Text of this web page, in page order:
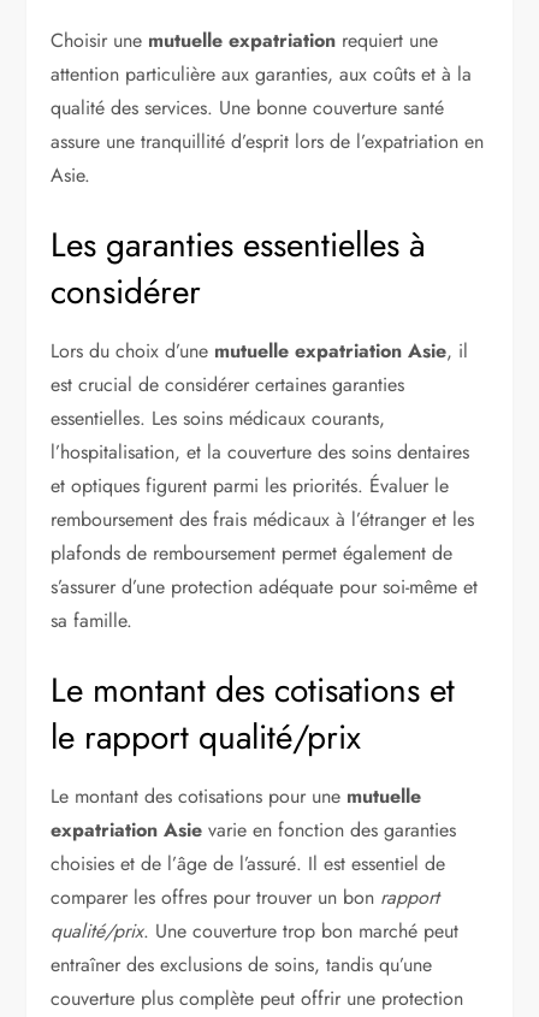
Choisir une mutuelle expatriation requiert une
attention particulière aux garanties, aux coûts et à la
qualité des services. Une bonne couverture santé
assure une tranquillité d’esprit lors de l’expatriation en
Asie.
Les garanties essentielles à
considérer
Lors du choix d’une mutuelle expatriation Asie, il
est crucial de considérer certaines garanties
essentielles. Les soins médicaux courants,
l’hospitalisation, et la couverture des soins dentaires
et optiques figurent parmi les priorités. Évaluer le
remboursement des frais médicaux à l’étranger et les
plafonds de remboursement permet également de
s’assurer d’une protection adéquate pour soi-même et
sa famille.
Le montant des cotisations et
le rapport qualité/prix
Le montant des cotisations pour une mutuelle
expatriation Asie varie en fonction des garanties
choisies et de l’âge de l’assuré. Il est essentiel de
comparer les offres pour trouver un bon rapport
qualité/prix. Une couverture trop bon marché peut
entraîner des exclusions de soins, tandis qu’une
couverture plus complète peut offrir une protection